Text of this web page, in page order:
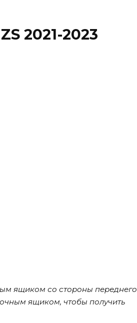
2021-2023
ящиком со стороны переднего
ящиком, чтобы получить